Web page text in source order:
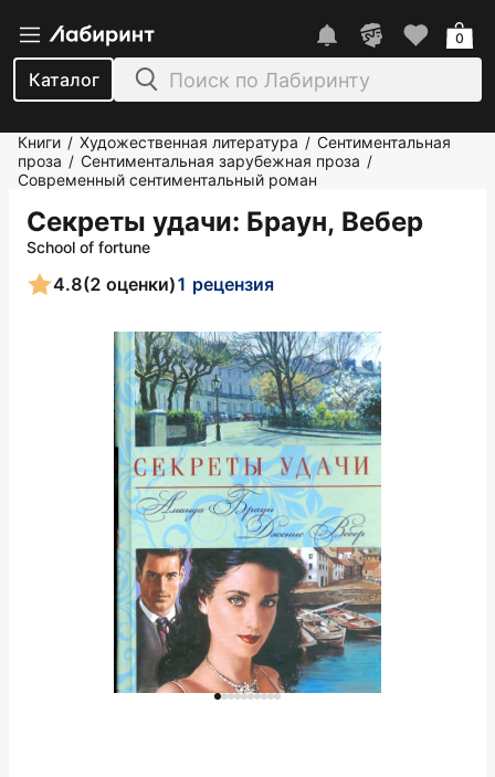
Каталог
0
Книги / Художественная литература / Сентиментальная
проза / Сентиментальная зарубежная проза /
Современный сентиментальный роман
Секреты удачи: Браун, Вебер
School of fortune
4.8(2 оценки)1 рецензия